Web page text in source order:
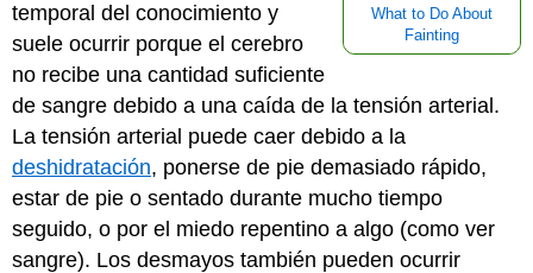
What to Do About
Fainting
temporal del conocimiento y
suele ocurrir porque el cerebro
no recibe una cantidad suficiente
de sangre debido a una caída de la tensión arterial.
La tensión arterial puede caer debido a la
deshidratación, ponerse de pie demasiado rápido,
estar de pie o sentado durante mucho tiempo
seguido, o por el miedo repentino a algo (como ver
sangre). Los desmayos también pueden ocurrir